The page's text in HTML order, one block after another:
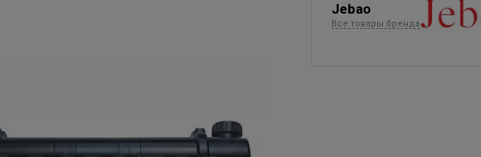
Jebao
Все товары бренда